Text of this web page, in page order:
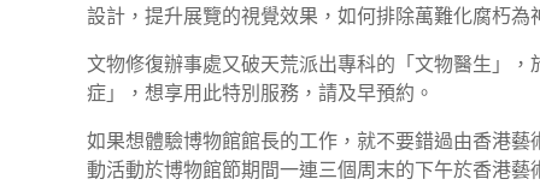
設計，提升展覽的視覺效果，如何排除萬難化腐朽為
文物修復辦事處又破天荒派出專科的「文物醫生」
症」，想享用此特別服務，請及早預約。
如果想體驗博物館館長的工作，就不要錯過由香港
動活動於博物館節期間一連三個周末的下午於香港藝